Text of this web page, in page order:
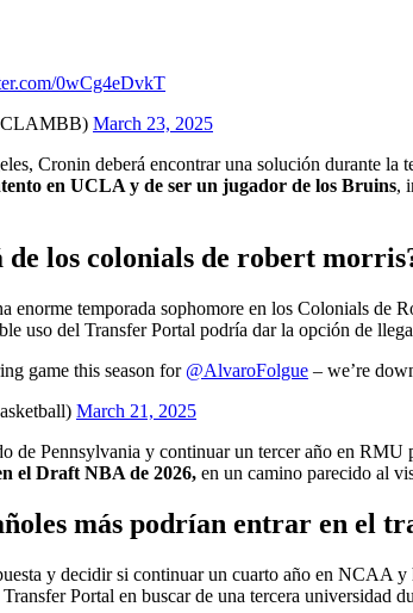
0wCg4eDvkT
March 23, 2025
Cronin deberá encontrar una solución durante
en UCLA y de ser un jugador de los Bruins,
los colonials de robert
enorme temporada sophomore en los Colonials de
uso del Transfer Portal podría dar la opción de
game this season for @AlvaroFolgue – we’re
March 21, 2025
de Pennsylvania y continuar un tercer año en
el Draft NBA de 2026, en un camino parecido al
más podrían entrar en el
y decidir si continuar un cuarto año en NCAA
Portal en buscar de una tercera universidad